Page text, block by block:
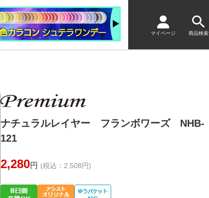
マイページ 商品検索
ナチュラルレイヤー フランボワーズ NHB-
121
2,280円 (税込：2,508円)